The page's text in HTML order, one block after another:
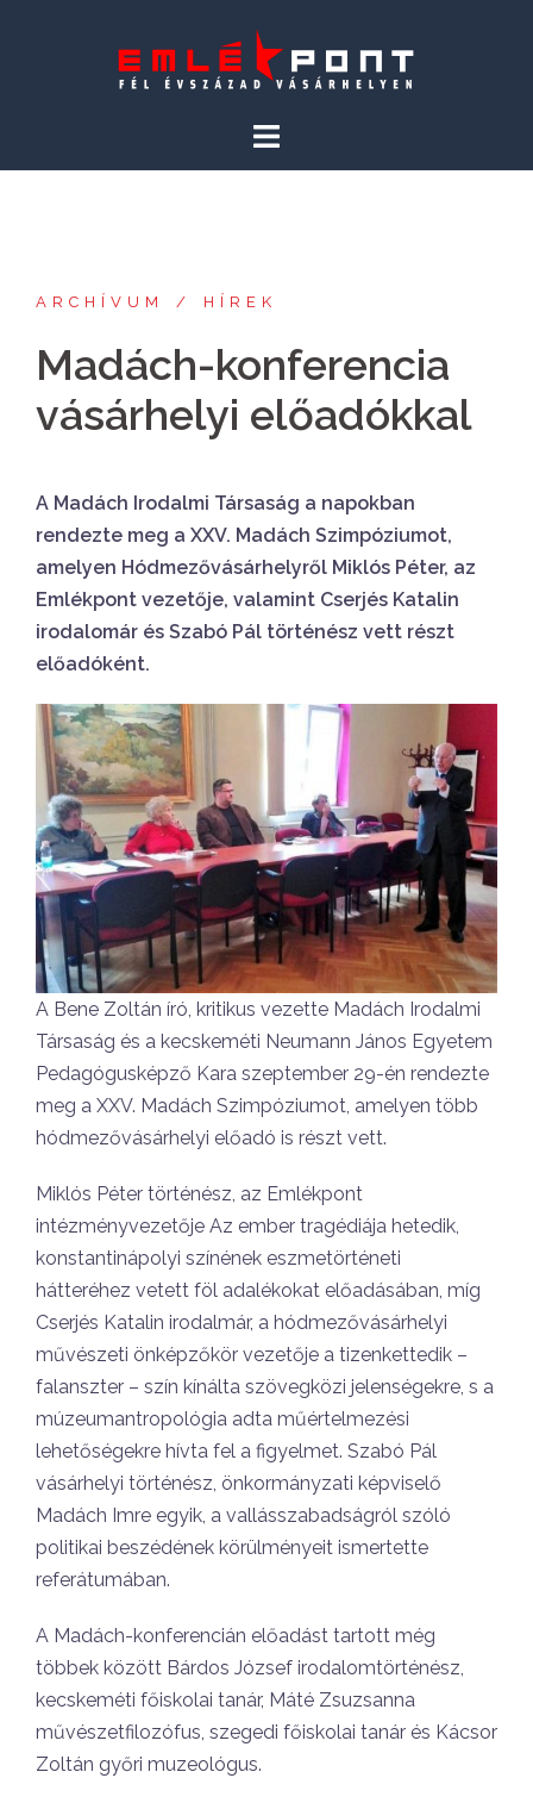
ARCHÍVUM HÍREK
Madách-konferencia
vásárhelyi előadókkal
A Madách Irodalmi Társaság a napokban
rendezte meg a XXV. Madách Szimpóziumot,
amelyen Hódmezővásárhelyről Miklós Péter, az
Emlékpont vezetője, valamint Cserjés Katalin
irodalomár és Szabó Pál történész vett részt
előadóként.
A Bene Zoltán író, kritikus vezette Madách Irodalmi
Társaság és a kecskeméti Neumann János Egyetem
Pedagógusképző Kara szeptember 29-én rendezte
meg a XXV. Madách Szimpóziumot, amelyen több
hódmezővásárhelyi előadó is részt vett.
Miklós Péter történész, az Emlékpont
intézményvezetője Az ember tragédiája hetedik,
konstantinápolyi színének eszmetörténeti
hátteréhez vetett föl adalékokat előadásában, míg
Cserjés Katalin irodalmár, a hódmezővásárhelyi
művészeti önképzőkör vezetője a tizenkettedik –
falanszter – szín kínálta szövegközi jelenségekre, s a
múzeumantropológia adta műértelmezési
lehetőségekre hívta fel a figyelmet. Szabó Pál
vásárhelyi történész, önkormányzati képviselő
Madách Imre egyik, a vallásszabadságról szóló
politikai beszédének körülményeit ismertette
referátumában.
A Madách-konferencián előadást tartott még
többek között Bárdos József irodalomtörténész,
kecskeméti főiskolai tanár, Máté Zsuzsanna
művészetfilozófus, szegedi főiskolai tanár és Kácsor
Zoltán győri muzeológus.